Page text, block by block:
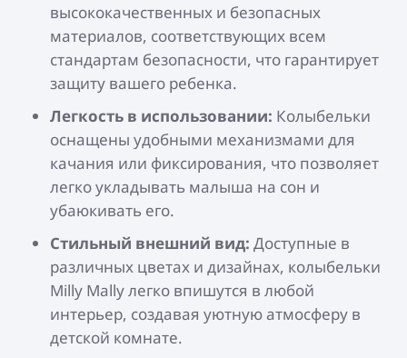
высококачественных и безопасных
материалов, соответствующих всем
стандартам безопасности, что гарантирует
защиту вашего ребенка.
Легкость в использовании: Колыбельки
оснащены удобными механизмами для
качания или фиксирования, что позволяет
легко укладывать малыша на сон и
убаюкивать его.
Стильный внешний вид: Доступные в
различных цветах и дизайнах, колыбельки
Milly Mally легко впишутся в любой
интерьер, создавая уютную атмосферу в
детской комнате.